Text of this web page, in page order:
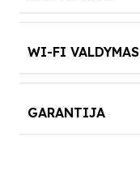
WI-FI VALDYMAS
GARANTIJA